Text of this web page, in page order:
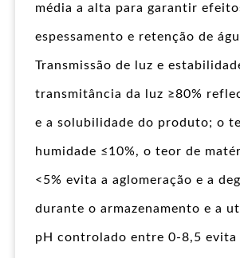
média a alta para garantir
espessamento e retenção de
Transmissão de luz e
transmitância da luz ≥80%
e a solubilidade do produto; o
humidade ≤10%, o teor de
<5% evita a aglomeração e a
durante o armazenamento e a
pH controlado entre 0-8,5